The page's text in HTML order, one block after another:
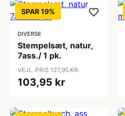
SPAR 19%
DIVERSE
Stempelsæt, natur,
7ass./ 1 pk.
VEJL. PRIS 127,95 KR
103,95 kr